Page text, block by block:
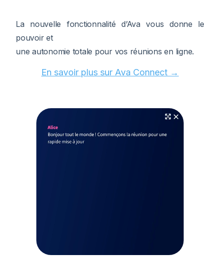
La nouvelle fonctionnalité d’Ava vous donne le
pouvoir et
une autonomie totale pour vos réunions en ligne.
En savoir plus sur Ava Connect →